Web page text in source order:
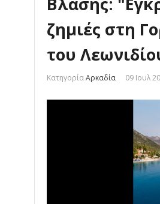
ζημιές στη
του
ΚατηγορίαΑρκαδία 09 Ιουλ